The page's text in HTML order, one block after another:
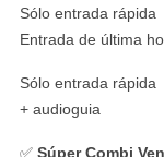
Sólo entrada rápida
Entrada de última
Sólo entrada rápida
+ audioguia
✅ Súper Combi